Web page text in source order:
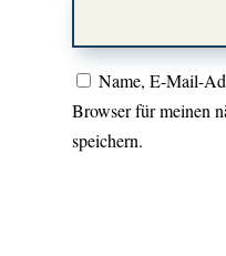
Name, E-Mail-
Browser für meinen
speichern.